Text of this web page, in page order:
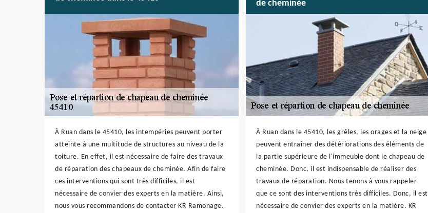
À Ruan dans le 45410, les intempéries peuvent porter
atteinte à une multitude de structures au niveau de la
toiture. En effet, il est nécessaire de faire des travaux
de réparation des chapeaux de cheminée. Afin de faire
ces interventions qui sont très difficiles, il est
nécessaire de convier des experts en la matière. Ainsi,
nous vous recommandons de contacter KR Ramonage.
de cheminée
À Ruan dans le 45410, les grêles, les orages et la neige
peuvent entraîner des détériorations des éléments de
la partie supérieure de l'immeuble dont le chapeau de
cheminée. Donc, il est indispensable de réaliser des
travaux de réparation. Nous tenons à vous rappeler
que ce sont des interventions très difficiles. Donc, il est
nécessaire de convier des experts en la matière. KR